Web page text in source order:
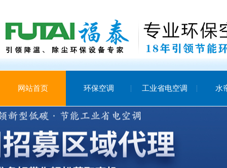
网站首页 环保空调 工业省电空调 水